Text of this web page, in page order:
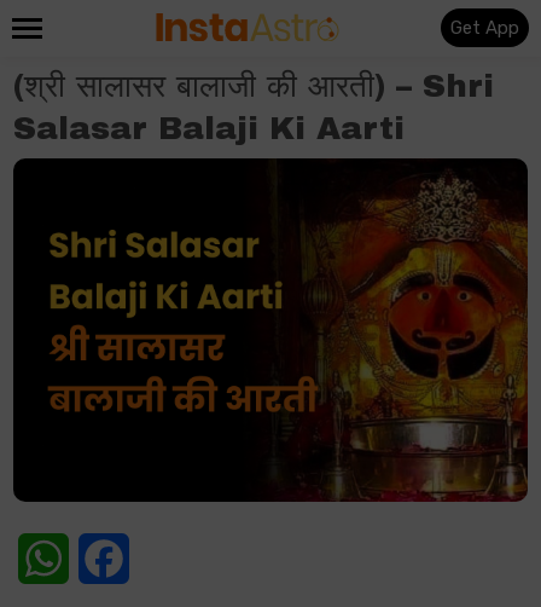
Get App
(श्री सालासर बालाजी की आरती) – Shri
Salasar Balaji Ki Aarti
WhatsApp